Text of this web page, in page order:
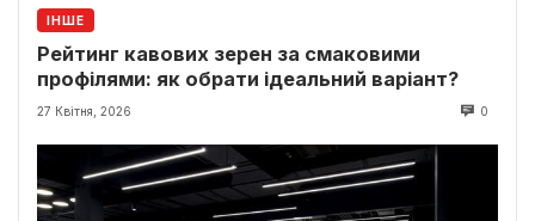
ІНШЕ
Рейтинг кавових зерен за смаковими
профілями: як обрати ідеальний варіант?
27 Квітня, 2026 0